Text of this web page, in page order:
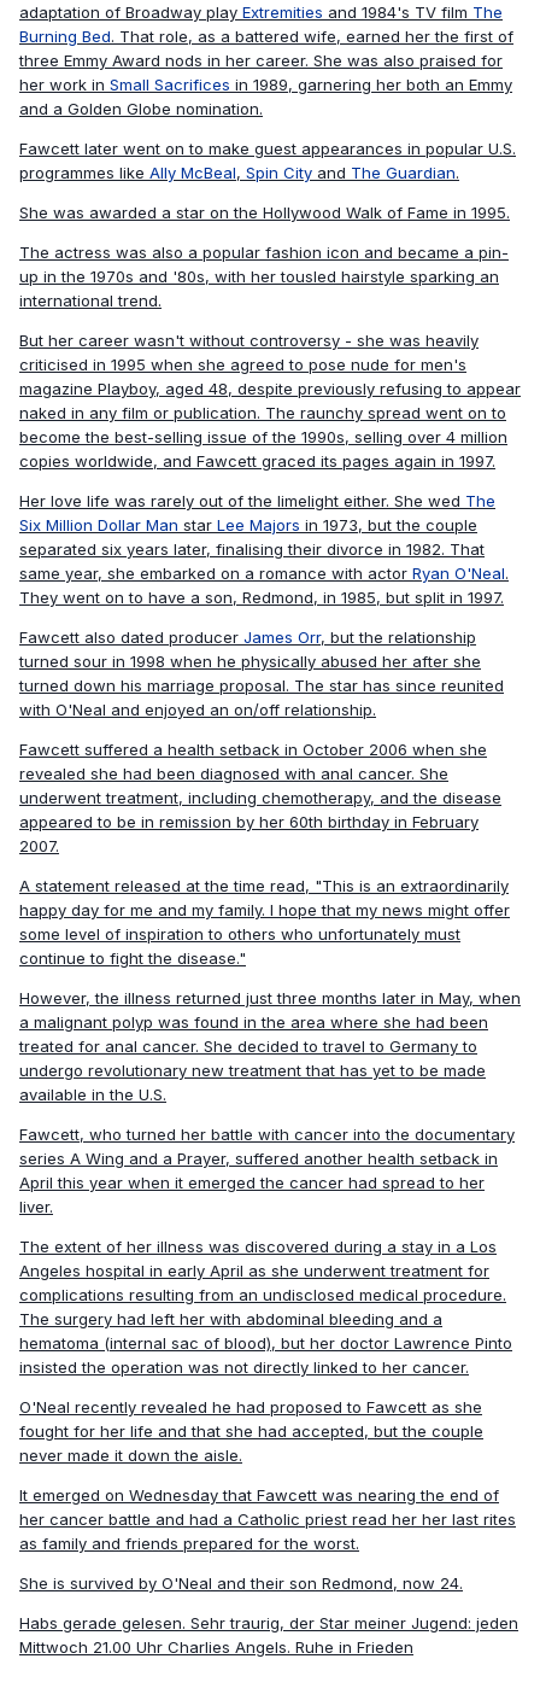
adaptation of Broadway play Extremities and 1984's TV film The
Burning Bed. That role, as a battered wife, earned her the first of
three Emmy Award nods in her career. She was also praised for
her work in Small Sacrifices in 1989, garnering her both an Emmy
and a Golden Globe nomination.
Fawcett later went on to make guest appearances in popular U.S.
programmes like Ally McBeal, Spin City and The Guardian.
She was awarded a star on the Hollywood Walk of Fame in 1995.
The actress was also a popular fashion icon and became a pin-
up in the 1970s and '80s, with her tousled hairstyle sparking an
international trend.
But her career wasn't without controversy - she was heavily
criticised in 1995 when she agreed to pose nude for men's
magazine Playboy, aged 48, despite previously refusing to appear
naked in any film or publication. The raunchy spread went on to
become the best-selling issue of the 1990s, selling over 4 million
copies worldwide, and Fawcett graced its pages again in 1997.
Her love life was rarely out of the limelight either. She wed The
Six Million Dollar Man star Lee Majors in 1973, but the couple
separated six years later, finalising their divorce in 1982. That
same year, she embarked on a romance with actor Ryan O'Neal.
They went on to have a son, Redmond, in 1985, but split in 1997.
Fawcett also dated producer James Orr, but the relationship
turned sour in 1998 when he physically abused her after she
turned down his marriage proposal. The star has since reunited
with O'Neal and enjoyed an on/off relationship.
Fawcett suffered a health setback in October 2006 when she
revealed she had been diagnosed with anal cancer. She
underwent treatment, including chemotherapy, and the disease
appeared to be in remission by her 60th birthday in February
2007.
A statement released at the time read, "This is an extraordinarily
happy day for me and my family. I hope that my news might offer
some level of inspiration to others who unfortunately must
continue to fight the disease."
However, the illness returned just three months later in May, when
a malignant polyp was found in the area where she had been
treated for anal cancer. She decided to travel to Germany to
undergo revolutionary new treatment that has yet to be made
available in the U.S.
Fawcett, who turned her battle with cancer into the documentary
series A Wing and a Prayer, suffered another health setback in
April this year when it emerged the cancer had spread to her
liver.
The extent of her illness was discovered during a stay in a Los
Angeles hospital in early April as she underwent treatment for
complications resulting from an undisclosed medical procedure.
The surgery had left her with abdominal bleeding and a
hematoma (internal sac of blood), but her doctor Lawrence Pinto
insisted the operation was not directly linked to her cancer.
O'Neal recently revealed he had proposed to Fawcett as she
fought for her life and that she had accepted, but the couple
never made it down the aisle.
It emerged on Wednesday that Fawcett was nearing the end of
her cancer battle and had a Catholic priest read her her last rites
as family and friends prepared for the worst.
She is survived by O'Neal and their son Redmond, now 24.
Habs gerade gelesen. Sehr traurig, der Star meiner Jugend: jeden
Mittwoch 21.00 Uhr Charlies Angels. Ruhe in Frieden